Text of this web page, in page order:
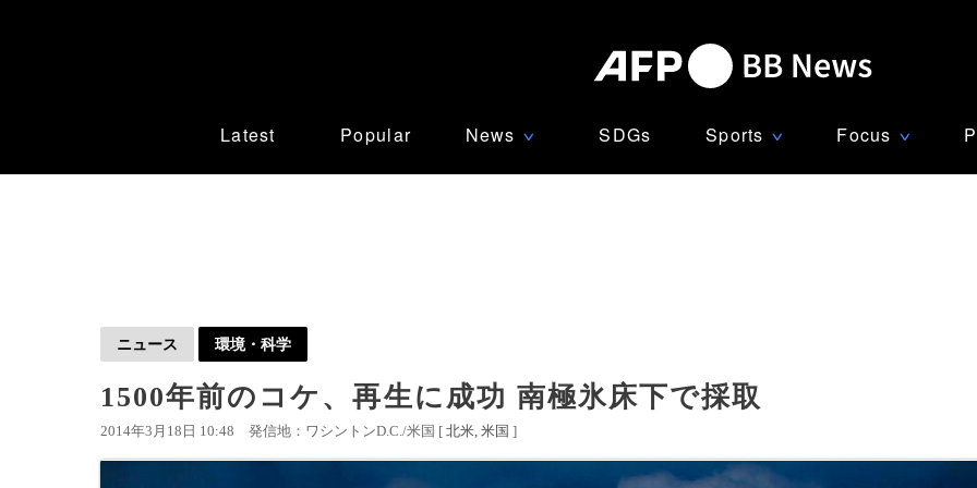
Latest Popular News ∨ SDGs Sports ∨ Focus ∨
ニュース 環境・科学
1500年前のコケ、再生に成功 南極氷床下で採取
2014年3月18日 10:48 発信地：ワシントンD.C./米国 [ 北米 米国 ]